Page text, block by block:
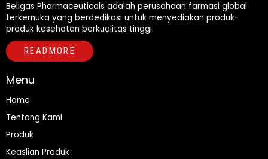
Beligas Pharmaceuticals adalah perusahaan farmasi global
terkemuka yang berdedikasi untuk menyediakan produk-
produk kesehatan berkualitas tinggi.
READMORE
Menu
Home
Tentang Kami
Produk
Keaslian Produk